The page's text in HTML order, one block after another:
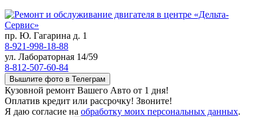
пр. Ю. Гагарина д. 1
8-921-998-18-88
ул. Лабораторная 14/59
8-812-507-60-84
Вышлите фото в Телеграм
Кузовной ремонт Вашего Авто от 1 дня!
Оплатив кредит или рассрочку! Звоните!
Я даю согласие на обработку моих персональных данных.